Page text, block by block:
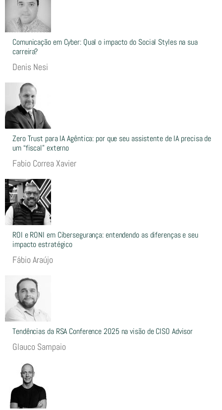
Comunicação em Cyber: Qual o impacto do Social Styles na sua
carreira?
Denis Nesi
Zero Trust para IA Agêntica: por que seu assistente de IA precisa de
um “fiscal” externo
Fabio Correa Xavier
ROI e RONI em Cibersegurança: entendendo as diferenças e seu
impacto estratégico
Fábio Araújo
Tendências da RSA Conference 2025 na visão de CISO Advisor
Glauco Sampaio